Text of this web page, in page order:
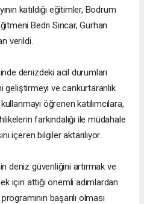
katıldığı eğitimler, Bodrum
Bedri Sincar, Gürhan
verildi.
denizdeki acil durumları
geliştirmeyi ve cankurtaranlık
öğrenen katılımcılara,
farkındalığı ile müdahale
içeren bilgiler aktarılıyor.
deniz güvenliğini artırmak ve
için attığı önemli adımlardan
başarılı olması